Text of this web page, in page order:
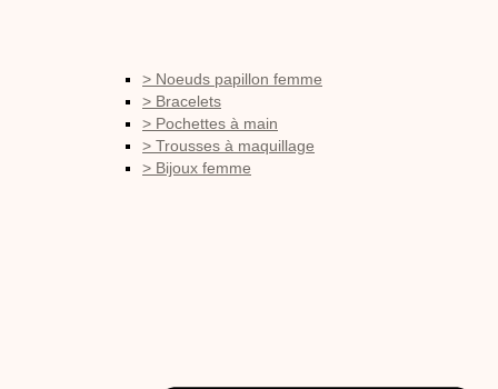
> Noeuds papillon femme
> Bracelets
> Pochettes à main
> Trousses à maquillage
> Bijoux femme